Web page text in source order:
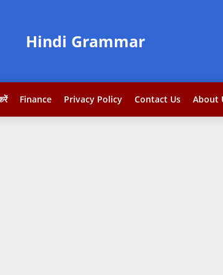
Hindi Grammar
Finance Privacy Policy Contact Us About